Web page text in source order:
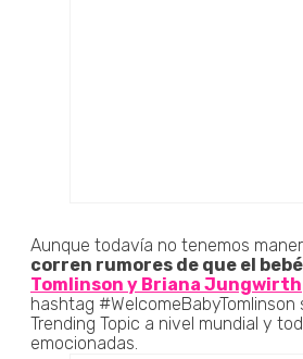
Aunque todavía no tenemos
corren rumores de que el
Tomlinson y Briana Jungwirth
hashtag
Trending Topic a nivel mundial y
emocionadas.